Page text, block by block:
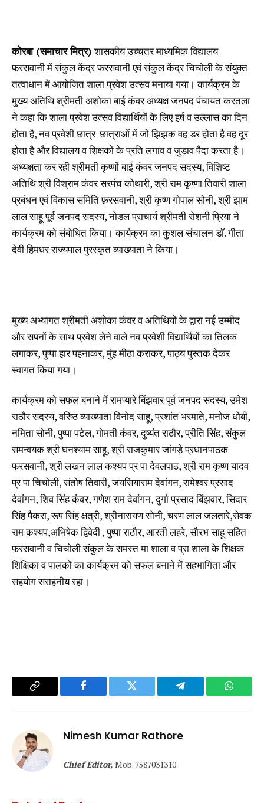
कोरबा (समाचार मित्र)शासकीय उच्चतर माध्यमिक विद्यालय
फरसवानी में संकुल केंद्र फरसवानी एवं संकुल केंद्र चिचोली के संयुक्त
तत्वाधान में आयोजित शाला प्रवेश उत्सव मनाया गया। कार्यक्रम के
मुख्य अतिथि श्रीमती अशोका बाई कंवर अध्यक्ष जनपद पंचायत करतला
ने कहा कि शाला प्रवेश उत्सव विद्यार्थियों के लिए हर्ष व उल्लास का दिन
होता है, नव प्रवेशी छात्र-छात्राओं में जो झिझक वह डर होता है वह दूर
होता है और विद्यालय व शिक्षकों के प्रति लगाव व जुड़ाव पैदा करता है।
अध्यक्षता कर रही श्रीमती कृष्णों बाई कंवर जनपद सदस्य, विशिष्ट
अतिथि श्री विश्राम कंवर सरपंच कोथारी, श्री राम कृष्णा तिवारी शाला
प्रबंधन एवं विकास समिति फ़रसवानी, श्री कृष्ण गोपाल सोनी, श्री झाम
लाल साहू पूर्व जनपद सदस्य, नोडल प्राचार्य श्रीमती रोशनी प्रिया ने
कार्यक्रम को संबोधित किया। कार्यक्रम का कुशल संचालन डॉ. गीता
देवी हिमधर राज्यपाल पुरस्कृत व्याख्याता ने किया।
मुख्य अभ्यागत श्रीमती अशोका कंवर व अतिथियों के द्वारा नई उम्मीद
और सपनों के साथ प्रवेश लेने वाले नव प्रवेशी विद्यार्थियों का तिलक
लगाकर, पुष्पा हार पहनाकर, मुंह मीठा कराकर, पाठ्य पुस्तक देकर
स्वागत किया गया।
कार्यक्रम को सफल बनाने में रामप्यारे बिंझवार पूर्व जनपद सदस्य, उमेश
राठौर सदस्य, वरिष्ठ व्याख्याता विनोद साहू, प्रशांत भरमाते, मनोज धोबी,
नमिता सोनी, पुष्पा पटेल, गोमती कंवर, दुष्यंत राठौर, प्रीति सिंह, संकुल
समन्वयक श्री घनश्याम साहू, श्री राजकुमार जांगड़े प्रधानपाठक
फरसवानी, श्री लखन लाल कश्यप प्र पा देवलपाठ, श्री राम कृष्ण यादव
प्र पा चिचोली, संतोष तिवारी, जयसियाराम देवांगन, रामेश्वर प्रसाद
देवांगन, शिव सिंह कंवर, गणेश राम देवांगन, दुर्गा प्रसाद बिंझवार, सिदार
सिंह पैकरा, रूप सिंह क्षत्री, श्रीनारायण सोनी, चरण लाल जलतारे,सेवक
राम कश्यप,अभिषेक द्विवेदी , पुष्पा राठौर, आरती लहरे, सौरभ साहू सहित
फ़रसवानी व चिचोली संकुल के समस्त मा शाला व प्रा शाला के शिक्षक
शिक्षिका व पालकों का कार्यक्रम को सफल बनाने में सहभागिता और
सहयोग सराहनीय रहा।
Copy
Facebook Twitter Telegram
Nimesh Kumar Rathore
Chief Editor, Mob. 7587031310